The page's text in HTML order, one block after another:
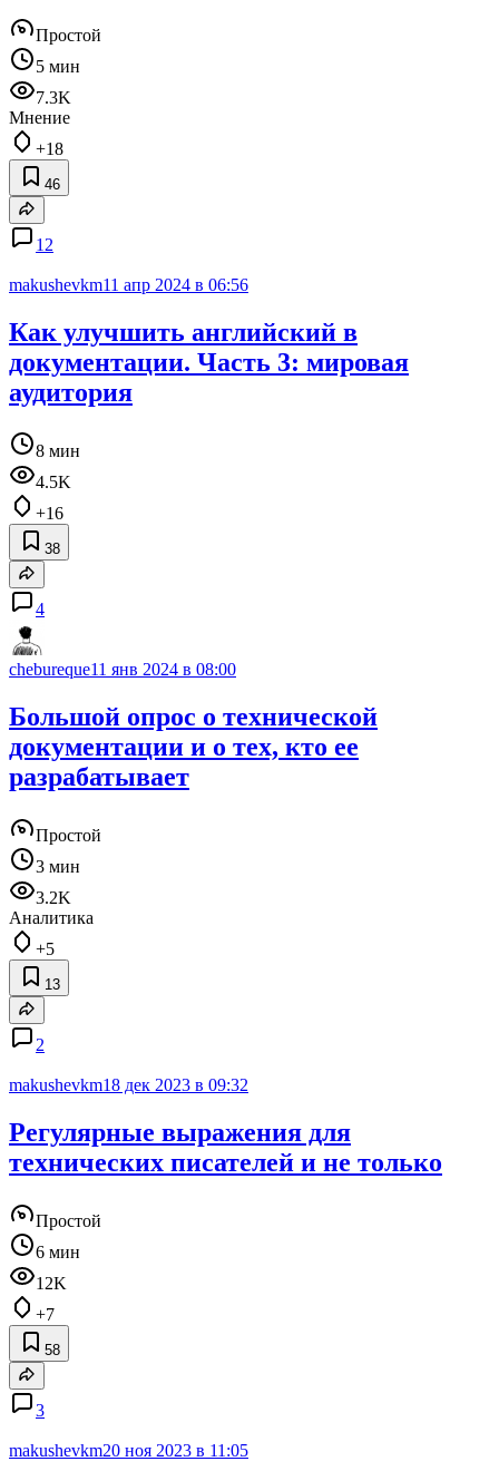
Простой
5 мин
7.3K
Мнение
+18
46
12
makushevkm11 апр 2024 в 06:56
Как улучшить английский в
документации. Часть 3: мировая
аудитория
8 мин
4.5K
+16
38
4
chebureque11 янв 2024 в 08:00
Большой опрос о технической
документации и о тех, кто ее
разрабатывает
Простой
3 мин
3.2K
Аналитика
+5
13
2
makushevkm18 дек 2023 в 09:32
Регулярные выражения для
технических писателей и не только
Простой
6 мин
12K
+7
58
3
makushevkm20 ноя 2023 в 11:05